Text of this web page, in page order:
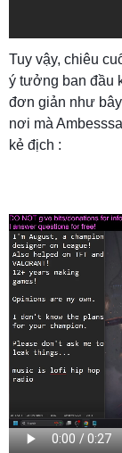
Tuy vậy, chiêu
ý tưởng ban đầu
đơn giản như
nơi mà
kẻ địch :